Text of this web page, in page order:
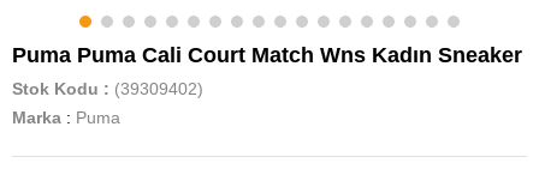
Puma Puma Cali Court Match Wns Kadın Sneaker
Stok Kodu
(39309402)
Marka : Puma